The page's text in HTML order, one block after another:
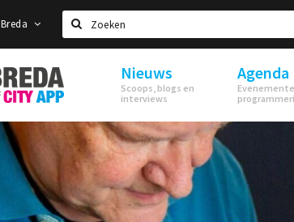
Breda
Zoeken
Stappen
&
Shoppen
Breda
Nieuws
Scoops, blogs en
interviews
Agenda